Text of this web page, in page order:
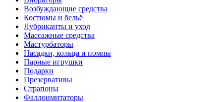
Возбуждающие средства
Костюмы и бельё
Лубриканты и уход
Массажные средства
Мастурбаторы
Насадки, кольца и помпы
Парные игрушки
Подарки
Презервативы
Страпоны
Фаллоимитаторы